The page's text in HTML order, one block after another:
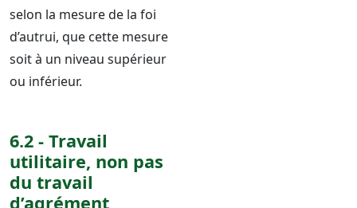
selon la mesure de la foi
d’autrui, que cette mesure
soit à un niveau supérieur
ou inférieur.
6.2 - Travail
utilitaire, non pas
du travail
d’agrément